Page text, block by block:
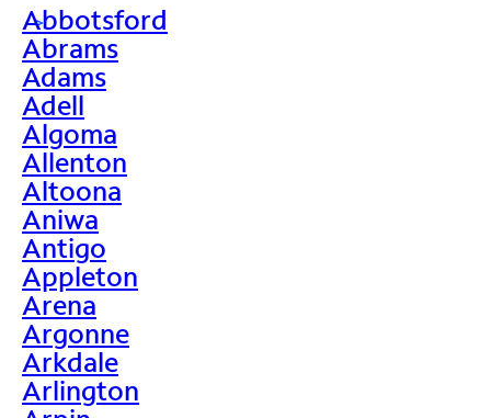
>
Abbotsford
Abrams
Adams
Adell
Algoma
Allenton
Altoona
Aniwa
Antigo
Appleton
Arena
Argonne
Arkdale
Arlington